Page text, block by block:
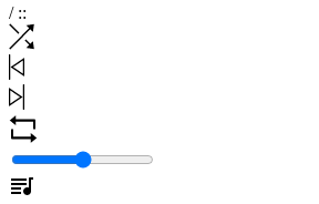
/ ::